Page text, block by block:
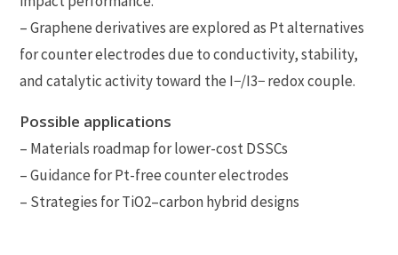
– Graphene derivatives are explored as Pt alternatives
for counter electrodes due to conductivity, stability,
and catalytic activity toward the I−/I3− redox couple.
Possible applications
– Materials roadmap for lower-cost DSSCs
– Guidance for Pt-free counter electrodes
– Strategies for TiO2–carbon hybrid designs